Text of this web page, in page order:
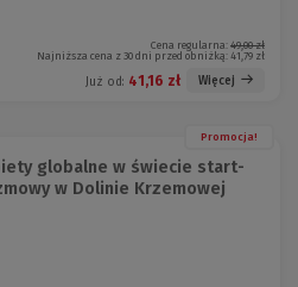
Cena regularna: 49,00 zł
Najniższa cena z 30 dni przed obniżką: 41,79 zł
Już od: 41,16 zł Więcej
Promocja!
globalne w świecie start-
w Dolinie Krzemowej